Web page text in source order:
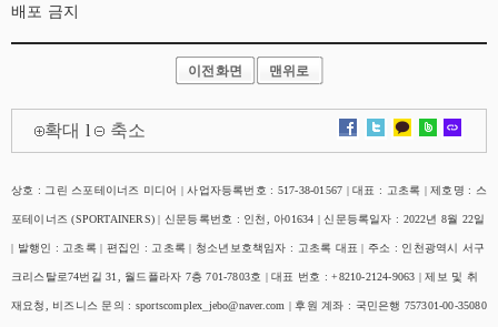
배포 금지
이전화면 맨위로
확대 l 축소
상호 : 그린 스포테이너즈 미디어 | 사업자등록번호 : 517-38-01567 | 대표 : 고초록 | 제호명 : 스
포테이너즈 (SPORTAINERS) | 신문등록번호 : 인천, 아01634 | 신문등록일자 : 2022년 8월 22일
| 발행인 : 고초록 | 편집인 : 고초록 | 청소년보호책임자 : 고초록 대표 |주소 : 인천광역시 서구
크리스탈로74번길 31, 월드플라자 7층 701-7803호 | 대표 번호 : +8210-2124-9063 |제보 및 취
재요청, 비즈니스 문의 : sportscomplex_jebo@naver.com | 후원 계좌 : 국민은행 757301-00-35080